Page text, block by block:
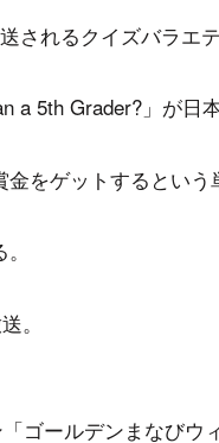
されるクイズバラエテ
a 5th Grader?」が日本
金をゲットするという
。
ゴールデンまなびウ